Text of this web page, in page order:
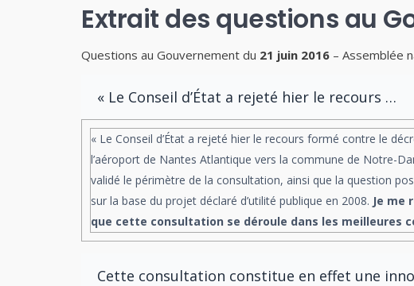
Extrait des questions au
Questions au Gouvernement du 21 juin 2016 – Assemblée
« Le Conseil d’État a rejeté hier le recours …
« Le Conseil d’État a rejeté hier le recours formé contre le
l’aéroport de Nantes Atlantique vers la commune de Notre-
validé le périmètre de la consultation, ainsi que la question
sur la base du projet déclaré d’utilité publique en 2008. Je me
que cette consultation se déroule dans les meilleures
Cette consultation constitue en effet une